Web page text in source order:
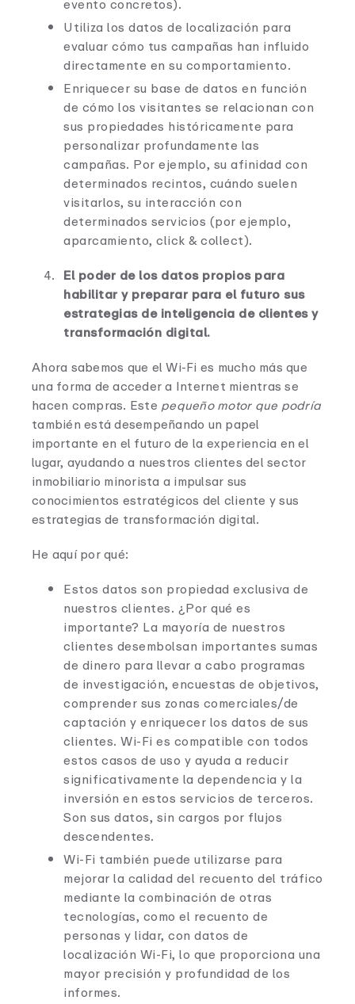
evento concretos).
Utiliza los datos de localización para
evaluar cómo tus campañas han influido
directamente en su comportamiento.
Enriquecer su base de datos en función
de cómo los visitantes se relacionan con
sus propiedades históricamente para
personalizar profundamente las
campañas. Por ejemplo, su afinidad con
determinados recintos, cuándo suelen
visitarlos, su interacción con
determinados servicios (por ejemplo,
aparcamiento, click & collect).
El poder de los datos propios para
habilitar y preparar para el futuro sus
estrategias de inteligencia de clientes y
transformación digital.
Ahora sabemos que el Wi-Fi es mucho más que
una forma de acceder a Internet mientras se
hacen compras. Este pequeño motor que podría
también está desempeñando un papel
importante en el futuro de la experiencia en el
lugar, ayudando a nuestros clientes del sector
inmobiliario minorista a impulsar sus
conocimientos estratégicos del cliente y sus
estrategias de transformación digital.
He aquí por qué:
Estos datos son propiedad exclusiva de
nuestros clientes. ¿Por qué es
importante? La mayoría de nuestros
clientes desembolsan importantes sumas
de dinero para llevar a cabo programas
de investigación, encuestas de objetivos,
comprender sus zonas comerciales/de
captación y enriquecer los datos de sus
clientes. Wi-Fi es compatible con todos
estos casos de uso y ayuda a reducir
significativamente la dependencia y la
inversión en estos servicios de terceros.
Son sus datos, sin cargos por flujos
descendentes.
Wi-Fi también puede utilizarse para
mejorar la calidad del recuento del tráfico
mediante la combinación de otras
tecnologías, como el recuento de
personas y lidar, con datos de
localización Wi-Fi, lo que proporciona una
mayor precisión y profundidad de los
informes.